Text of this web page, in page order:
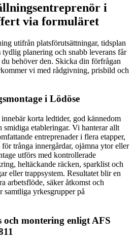
i
via formuläret
utifrån platsförutsättningar, tidsplan
planering och snabb leverans får
behöver den. Skicka din förfrågan
vi med rådgivning, prisbild och
i Lödöse
korta ledtider, god kännedom
smidiga etableringar. Vi hanterar allt
entreprenader i flera etapper,
för trånga innergårdar, ojämna ytor eller
utförs med kontrollerade
heltäckande räcken, sparklist och
eller trappsystem. Resultatet blir en
arbetsflöde, säker åtkomst och
yrkesgrupper på
och montering enligt AFS